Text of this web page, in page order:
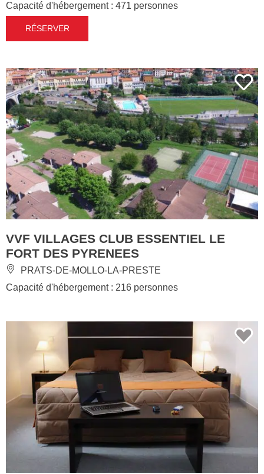
Capacité d'hébergement : 471 personnes
RÉSERVER
VVF VILLAGES CLUB ESSENTIEL LE
FORT DES PYRENEES
PRATS-DE-MOLLO-LA-PRESTE
Capacité d'hébergement : 216 personnes